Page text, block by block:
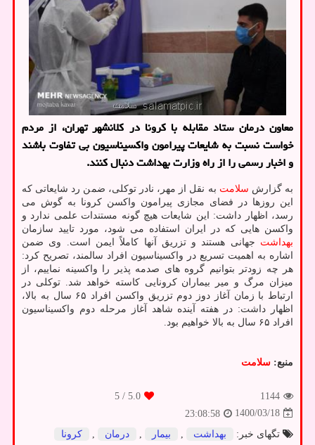
معاون درمان ستاد مقابله با کرونا در کلانشهر تهران، از مردم
خواست نسبت به شایعات پیرامون واکسیناسیون بی تفاوت باشند
و اخبار رسمی را از راه وزارت بهداشت دنبال کنند.
به گزارش سلامت به نقل از مهر، نادر توکلی، ضمن رد شایعاتی که
این روزها در فضای مجازی پیرامون واکسن کرونا به گوش می
رسد، اظهار داشت: این شایعات هیچ گونه مستندات علمی ندارد و
واکسن هایی که در ایران استفاده می شود، مورد تایید سازمان
بهداشت جهانی هستند و تزریق آنها کاملاً ایمن است. وی ضمن
اشاره به اهمیت تسریع در واکسیناسیون افراد سالمند، تصریح کرد:
هر چه زودتر بتوانیم گروه های صدمه پذیر را واکسینه نماییم، از
میزان مرگ و میر بیماران کرونایی کاسته خواهد شد. توکلی در
ارتباط با زمان آغاز دوز دوم تزریق واکسن افراد ۶۵ سال به بالا،
اظهار داشت: در هفته آینده شاهد آغاز مرحله دوم واکسیناسیون
افراد ۶۵ سال به بالا خواهیم بود.
منبع: سلامت
1144
5.0
/ 5
1400/03/18
23:08:58
تگهای خبر:
بهداشت بیمار درمان كرونا